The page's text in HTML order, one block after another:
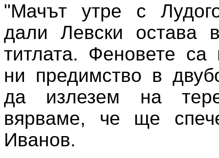
"Мачът утре с
дали Левски остава
титлата. Феновете са
ни предимство в
да излезем на
вярваме, че ще
Иванов.